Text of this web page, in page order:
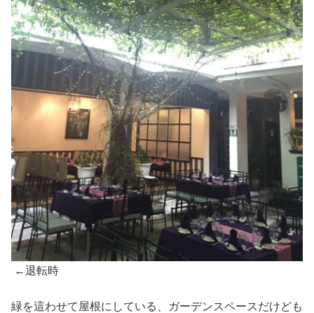
←退転時
緑を這わせて屋根にしている、ガーデンスペースだけども